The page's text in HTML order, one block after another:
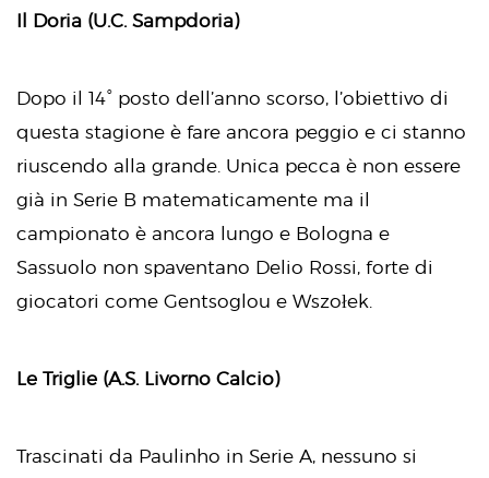
Il Doria (U.C. Sampdoria)
Dopo il 14° posto dell’anno scorso, l’obiettivo di
questa stagione è fare ancora peggio e ci stanno
riuscendo alla grande. Unica pecca è non essere
già in Serie B matematicamente ma il
campionato è ancora lungo e Bologna e
Sassuolo non spaventano Delio Rossi, forte di
giocatori come Gentsoglou e Wszołek.
Le Triglie (A.S. Livorno Calcio)
Trascinati da Paulinho in Serie A, nessuno si